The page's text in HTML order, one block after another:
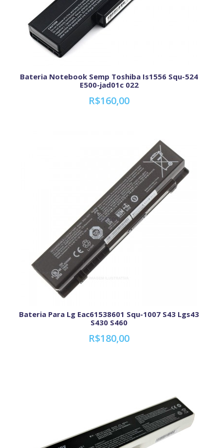
Bateria Notebook Semp Toshiba Is1556 Squ-524
E500-jad01c 022
R$160,00
Bateria Para Lg Eac61538601 Squ-1007 S43 Lgs43
S430 S460
R$180,00